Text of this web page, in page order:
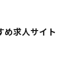
め求人サイト